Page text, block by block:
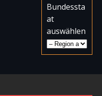
Bundessta
at
auswählen